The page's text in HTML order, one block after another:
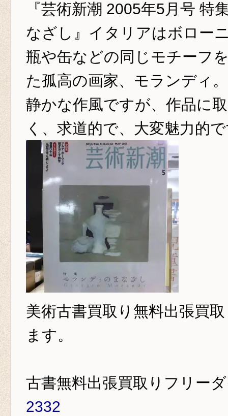
『芸術新潮 2005年5月号 特
なざし』イタリアはボロー
瓶や缶などの同じモチーフ
た孤高の画家、モランディ
静かな作風ですが、作品に
く、求道的で、大変魅力的
美術古書買取り 無料出張買
ます。
古書無料出張買取りフリー
2332